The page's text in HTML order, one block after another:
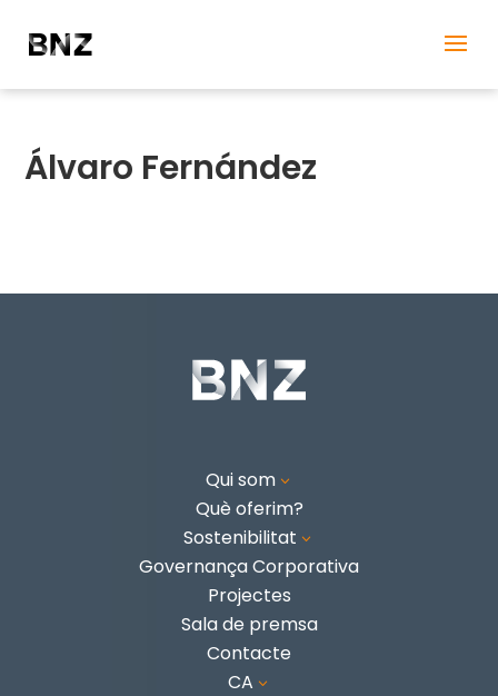
Álvaro Fernández
Qui som3
Què oferim?
Sostenibilitat 3
Governança Corporativa
Projectes
Sala de premsa
Contacte
CA 3